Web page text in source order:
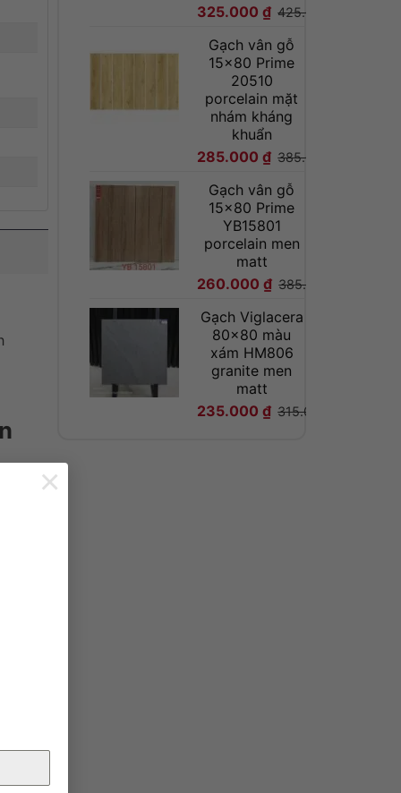
×
325.000₫ 425.000
Gạch vân gỗ
15x80 Prime
20510
porcelain mặt
nhám kháng
khuẩn
285.000₫ 385.000
Gạch vân gỗ
15x80 Prime
YB15801
porcelain men
matt
260.000₫ 385.000
Gạch Viglacera
80x80 màu
xám HM806
granite men
matt
235.000₫ 315.000